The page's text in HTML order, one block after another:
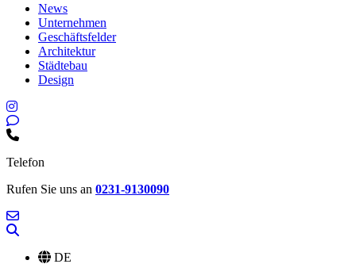
News
Unternehmen
Geschäftsfelder
Architektur
Städtebau
Design
Telefon
Rufen Sie uns an 0231-9130090
DE